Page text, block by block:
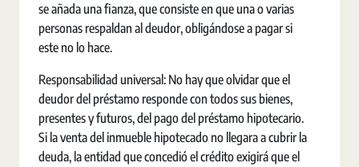
se añada una fianza, que consiste en que una o varias
personas respaldan al deudor, obligándose a pagar si
este no lo hace.
Responsabilidad universal: No hay que olvidar que el
deudor del préstamo responde con todos sus bienes,
presentes y futuros, del pago del préstamo hipotecario.
Si la venta del inmueble hipotecado no llegara a cubrir la
deuda, la entidad que concedió el crédito exigirá que el